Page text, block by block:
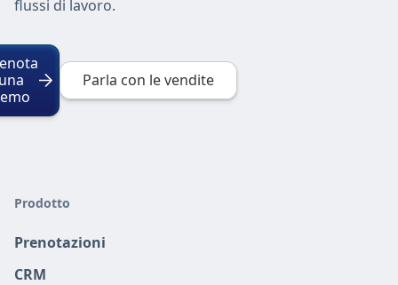
flussi di lavoro.
Parla con le vendite
Prodotto
Prenotazioni
CRM